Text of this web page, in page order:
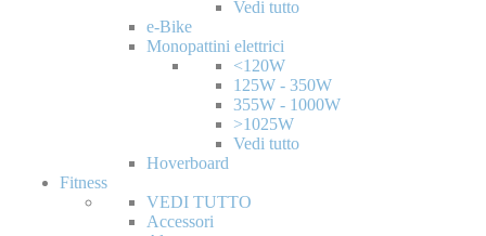
Vedi tutto
e-Bike
Monopattini elettrici
<120W
125W - 350W
355W - 1000W
>1025W
Vedi tutto
Hoverboard
Fitness
VEDI TUTTO
Accessori